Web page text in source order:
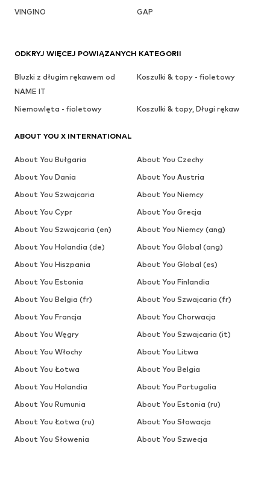
VINGINO
GAP
ODKRYJ WIĘCEJ POWIĄZANYCH KATEGORII
Bluzki z długim rękawem od
NAME IT
Koszulki & topy - fioletowy
Niemowlęta - fioletowy Koszulki & topy, Długi rękaw
ABOUT YOU X INTERNATIONAL
About You Bułgaria
About You Czechy
About You Dania
About You Austria
About You Szwajcaria
About You Niemcy
About You Cypr
About You Grecja
About You Szwajcaria (en)
About You Niemcy (ang)
About You Holandia (de)
About You Global (ang)
About You Hiszpania
About You Global (es)
About You Estonia
About You Finlandia
About You Belgia (fr)
About You Szwajcaria (fr)
About You Francja
About You Chorwacja
About You Węgry
About You Szwajcaria (it)
About You Włochy
About You Litwa
About You Łotwa
About You Belgia
About You Holandia
About You Portugalia
About You Rumunia
About You Estonia (ru)
About You Łotwa (ru)
About You Słowacja
About You Słowenia
About You Szwecja